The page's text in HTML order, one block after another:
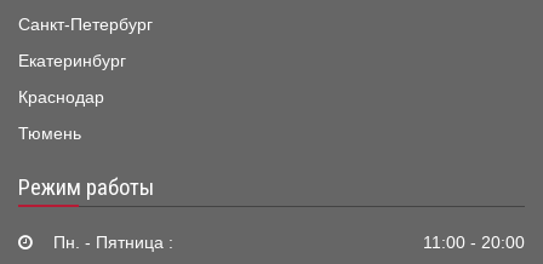
Санкт-Петербург
Екатеринбург
Краснодар
Тюмень
Режим работы
Пн. - Пятница : 11:00 - 20:00